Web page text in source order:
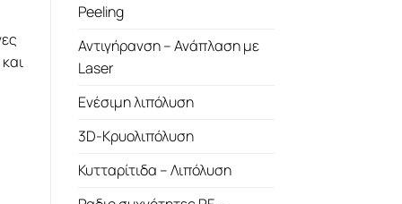
Peeling
Αντιγήρανση – Ανάπλαση με
Laser
Ενέσιμη λιπόλυση
3D-Κρυολιπόλυση
Κυτταρίτιδα – Λιπόλυση